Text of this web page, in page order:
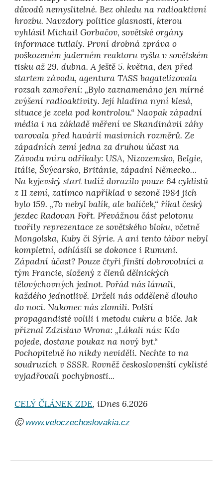
důvodů nemyslitelné. Bez ohledu na radioaktivní
hrozbu. Navzdory politice glasnosti, kterou
vyhlásil Michail Gorbačov, sovětské orgány
informace tutlaly. První drobná zpráva o
poškozeném jaderném reaktoru vyšla v sovětském
tisku až 29. dubna. A ještě 5. května, den před
startem závodu, agentura TASS bagatelizovala
rozsah zamoření: „Bylo zaznamenáno jen mírné
zvýšení radioaktivity. Její hladina nyní klesá,
situace je zcela pod kontrolou.“ Naopak západní
média i na základě měření ve Skandinávii záhy
varovala před havárií masivních rozměrů. Ze
západních zemí jedna za druhou účast na
Závodu míru odříkaly: USA, Nizozemsko, Belgie,
Itálie, Švýcarsko, Británie, západní Německo…
Na kyjevský start tudíž dorazilo pouze 64 cyklistů
z 11 zemí, zatímco například v sezoně 1984 jich
bylo 159. „To nebyl balík, ale balíček,“ říkal český
jezdec Radovan Fořt. Převážnou část pelotonu
tvořily reprezentace ze sovětského bloku, včetně
Mongolska, Kuby či Sýrie. A ani tento tábor nebyl
kompletní, odhlásili se dokonce i Rumuni.
Západní účast? Pouze čtyři finští dobrovolníci a
tým Francie, složený z členů dělnických
tělovýchovných jednot. Pořád nás lámali,
každého jednotlivě. Drželi nás odděleně dlouho
do noci. Nakonec nás zlomili. Polští
propagandisté volili i metodu cukru a biče. Jak
přiznal Zdzisław Wrona: „Lákali nás: Kdo
pojede, dostane poukaz na nový byt.“
Pochopitelně ho nikdy neviděli. Nechte to na
soudruzích v SSSR. Rovněž českoslovenští cyklisté
vyjadřovali pochybnosti...
CELÝ ČLÁNEK ZDE,iDnes 6.2026
Ⓒ www.veloczechoslovakia.cz